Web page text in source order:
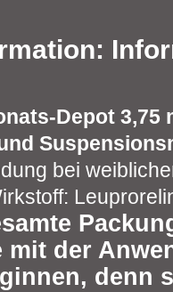
Depot 3,75
bei
mit der
denn